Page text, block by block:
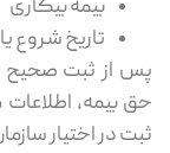
بیمه بیکاری
تاریخ شروع
پس از ثبت صحیح
حق بیمه، اطلاعات
ثبت در اختیار